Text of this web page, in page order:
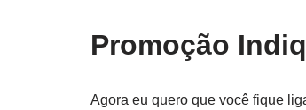
Promoção
Agora eu quero que você fique